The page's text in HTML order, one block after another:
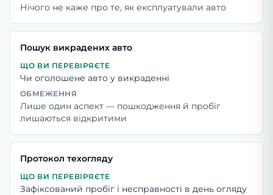
Нічого не каже про те, як експлуатували авто
Пошук викрадених авто
ЩО ВИ ПЕРЕВІРЯЄТЕ
Чи оголошене авто у викраденні
ОБМЕЖЕННЯ
Лише один аспект — пошкодження й пробіг
лишаються відкритими
Протокол техогляду
ЩО ВИ ПЕРЕВІРЯЄТЕ
Зафіксований пробіг і несправності в день огляду